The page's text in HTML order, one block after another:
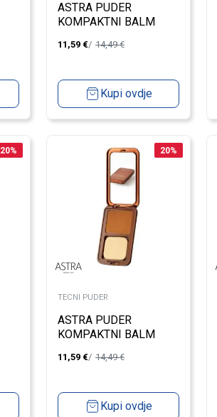
ASTRA PUDER
KOMPAKTNI BALM
11,59 € 14,49€
Kupi ovdje
20% 20%
TECNI PUDER
ASTRA PUDER
KOMPAKTNI BALM
11,59 € 14,49€
Kupi ovdje